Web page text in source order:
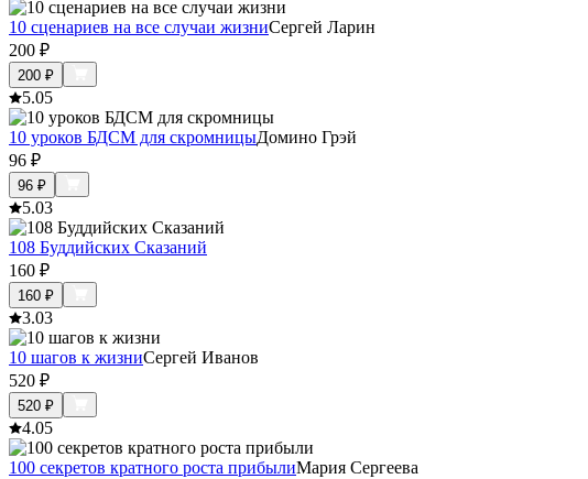
10 сценариев на все случаи жизниСергей Ларин
200 ₽
200 ₽
5.05
10 уроков БДСМ для скромницыДомино Грэй
96 ₽
96 ₽
5.03
108 Буддийских Сказаний
160 ₽
160 ₽
3.03
10 шагов к жизниСергей Иванов
520 ₽
520 ₽
4.05
100 секретов кратного роста прибылиМария Сергеева